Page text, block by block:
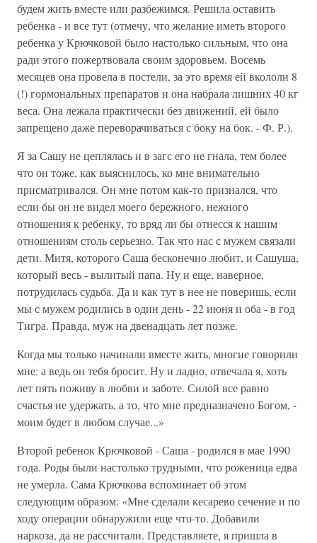
будем жить вместе или разбежимся. Решила оставить
ребенка - и все тут (отмечу, что желание иметь второго
ребенка у Крючковой было настолько сильным, что она
ради этого пожертвовала своим здоровьем. Восемь
месяцев она провела в постели, за это время ей вкололи 8
(!) гормональных препаратов и она набрала лишних 40 кг
веса. Она лежала практически без движений, ей было
запрещено даже переворачиваться с боку на бок. - Ф. Р.).
Я за Сашу не цеплялась и в загс его не гнала, тем более
что он тоже, как выяснилось, ко мне внимательно
присматривался. Он мне потом как-то признался, что
если бы он не видел моего бережного, нежного
отношения к ребенку, то вряд ли бы отнесся к нашим
отношениям столь серьезно. Так что нас с мужем связали
дети. Митя, которого Саша бесконечно любит, и Сашуша,
который весь - вылитый папа. Ну и еще, наверное,
потрудилась судьба. Да и как тут в нее не поверишь, если
мы с мужем родились в один день - 22 июня и оба - в год
Тигра. Правда, муж на двенадцать лет позже.
Когда мы только начинали вместе жить, многие говорили
мне: а ведь он тебя бросит. Ну и ладно, отвечала я, хоть
лет пять поживу в любви и заботе. Силой все равно
счастья не удержать, а то, что мне предназначено Богом, -
моим будет в любом случае...»
Второй ребенок Крючковой - Саша - родился в мае 1990
года. Роды были настолько трудными, что роженица едва
не умерла. Сама Крючкова вспоминает об этом
следующим образом: «Мне сделали кесарево сечение и по
ходу операции обнаружили еще что-то. Добавили
наркоза, да не рассчитали. Представляете, я пришла в